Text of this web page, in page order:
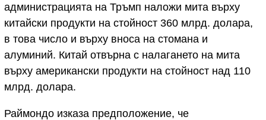
администрацията на Тръмп наложи мита върху
китайски продукти на стойност 360 млрд. долара,
в това число и върху вноса на стомана и
алуминий. Китай отвърна с налагането на мита
върху американски продукти на стойност над 110
млрд. долара.
Раймондо изказа предположение, че